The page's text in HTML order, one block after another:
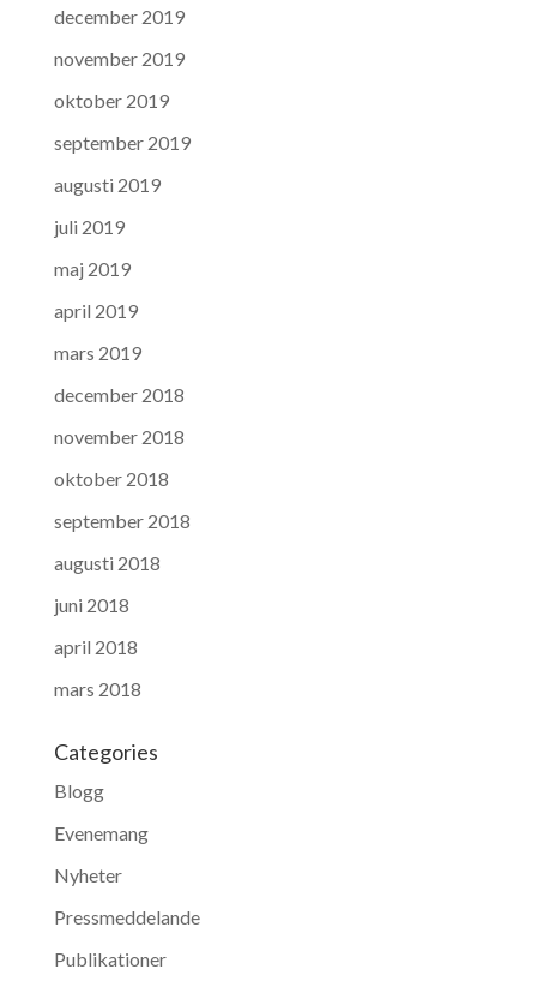
december 2019
november 2019
oktober 2019
september 2019
augusti 2019
juli 2019
maj 2019
april 2019
mars 2019
december 2018
november 2018
oktober 2018
september 2018
augusti 2018
juni 2018
april 2018
mars 2018
Categories
Blogg
Evenemang
Nyheter
Pressmeddelande
Publikationer